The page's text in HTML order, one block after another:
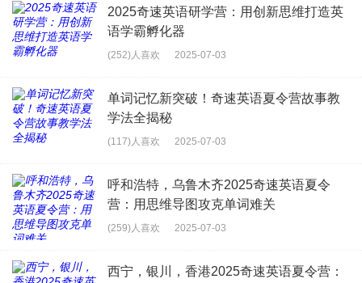
2025奇速英语研学营：用创新思维打造英
语学霸孵化器
(252)人喜欢 2025-07-03
单词记忆新突破！奇速英语夏令营故事教
学法全揭秘
(117)人喜欢 2025-07-03
呼和浩特，乌鲁木齐2025奇速英语夏令
营：用思维导图攻克单词难关
(259)人喜欢 2025-07-03
西宁，银川，香港2025奇速英语夏令营：